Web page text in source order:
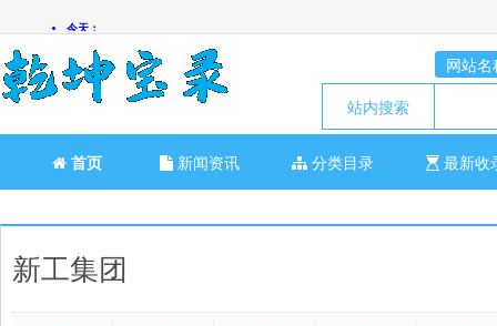
网站名
站内搜索
首页 新闻资讯 分类目录 最新收
新工集团